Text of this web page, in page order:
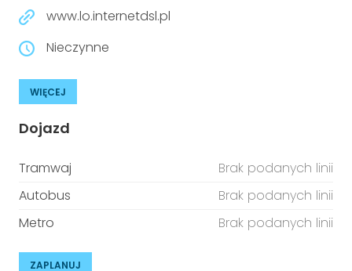
www.lo.internetdsl.pl
Nieczynne
WIĘCEJ
Dojazd
Tramwaj
Brak podanych linii
Autobus
Brak podanych linii
Metro
Brak podanych linii
ZAPLANUJ